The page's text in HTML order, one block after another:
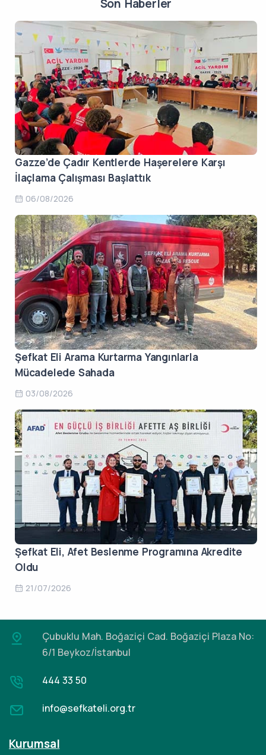
Son Haberler
Gazze’de Çadır Kentlerde Haşerelere Karşı
İlaçlama Çalışması Başlattık
06/08/2026
Şefkat Eli Arama Kurtarma Yangınlarla
Mücadelede Sahada
03/08/2026
Şefkat Eli, Afet Beslenme Programına Akredite
Oldu
21/07/2026
Çubuklu Mah. Boğaziçi Cad. Boğaziçi Plaza No:
6/1 Beykoz/İstanbul
444 33 50
info@sefkateli.org.tr
Kurumsal